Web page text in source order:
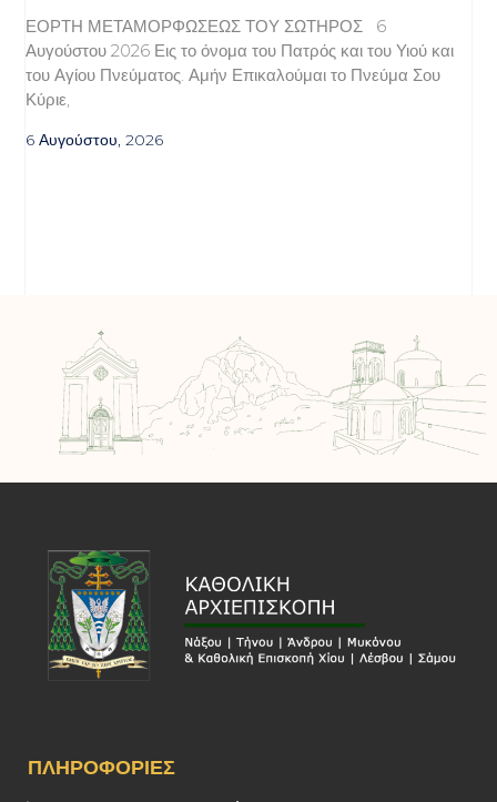
ΕΟΡΤΗ ΜΕΤΑΜΟΡΦΩΣΕΩΣ ΤΟΥ ΣΩΤΗΡΟΣ 6
Αυγούστου 2026 Εις το όνομα του Πατρός και του Υιού και
του Αγίου Πνεύματος. Αμήν Επικαλούμαι το Πνεύμα Σου
Κύριε,
6 Αυγούστου, 2026
ΠΛΗΡΟΦΟΡΊΕΣ